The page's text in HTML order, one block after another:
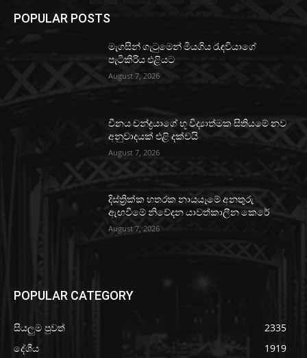
POPULAR POSTS
මැගසින් ගැටුමෙන් මියගිය රැඳවියාගේ
පැටිකිරිය එළියට
August 7, 2026
චීනය චන්ද්‍රයාගේ භූ විද්‍යාත්මක සිතියමේ නව
අනුවාදයක් එළි දක්වයි
August 7, 2026
දිස්ත්‍රික්ක හතරක නායයෑමේ අනතුරු
ඇඟවීමේ නිවේදන යාවත්කාලීන කෙරේ
August 7, 2026
POPULAR CATEGORY
සියලුම පුවත්
2335
දේශීය
1919